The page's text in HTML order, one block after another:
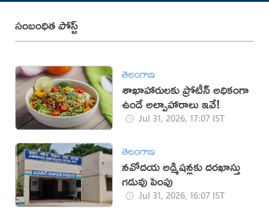
సంబంధిత పోస్ట్
తెలంగాణ
శాఖాహారులకు ప్రోటీన్ అధికంగా
ఉండే అల్పాహారాలు ఇవే!
Jul 31, 2026, 17:07 IST
తెలంగాణ
నవోదయ అడ్మిషన్లకు దరఖాస్తు
గడువు పెంపు
Jul 31, 2026, 16:07 IST